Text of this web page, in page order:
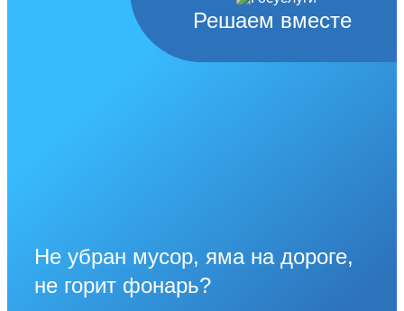
Решаем вместе
Не убран мусор, яма на дороге,
не горит фонарь?